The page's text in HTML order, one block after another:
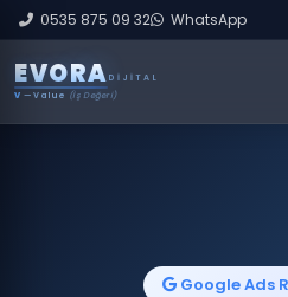
0535 875 09 32 WhatsApp
EVORA DIJITAL
V — Value (İş Değeri)
Google Ads